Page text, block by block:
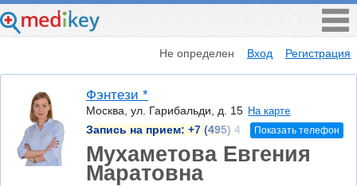
Не определен Вход Регистрация
Фэнтези *
Москва, ул. Гарибальди, д. 15 На карте
Запись на прием: +7 (495) 4 Показать телефон
Мухаметова Евгения
Маратовна